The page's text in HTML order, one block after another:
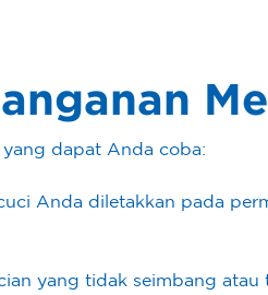
dapat Anda coba:
Anda diletakkan pada
yang tidak seimbang